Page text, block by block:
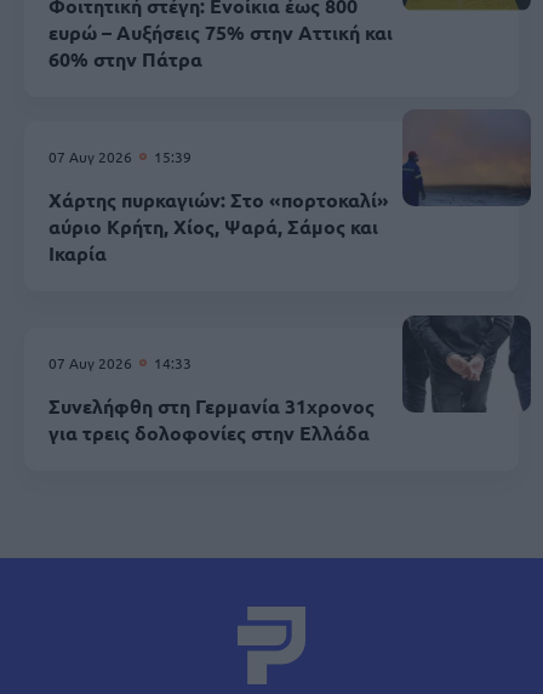
ευρώ – Αυξήσεις 75% στην Αττική και
60% στην Πάτρα
07 Αυγ 2026 15:39
Χάρτης πυρκαγιών: Στο «πορτοκαλί»
αύριο Κρήτη, Χίος, Ψαρά, Σάμος και
Ικαρία
07 Αυγ 2026 14:33
Συνελήφθη στη Γερμανία 31χρονος
για τρεις δολοφονίες στην Ελλάδα